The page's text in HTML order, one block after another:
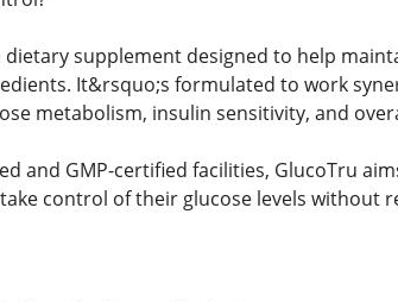
dietary supplement designed to help
It&rsquo;s formulated to work
metabolism, insulin sensitivity, and
and GMP-certified facilities, GlucoTru
control of their glucose levels without